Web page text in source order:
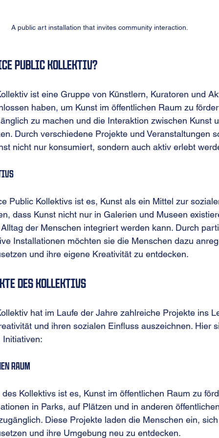
A public art installation that invites community interaction.
Public Kollektiv?
ist eine Gruppe von Künstlern, Kuratoren und
haben, um Kunst im öffentlichen Raum zu
zu machen und die Interaktion zwischen Kunst
Durch verschiedene Projekte und Veranstaltungen
nicht nur konsumiert, sondern auch aktiv erlebt
Public Kollektivs ist es, Kunst als ein Mittel zur
dass Kunst nicht nur in Galerien und Museen
der Menschen integriert werden kann. Durch
Installationen möchten sie die Menschen dazu
und ihre eigene Kreativität zu entdecken.
des Kollektivs
hat im Laufe der Jahre zahlreiche Projekte ins
und ihren sozialen Einfluss auszeichnen. Hier
Initiativen:
Raum
Kollektivs ist es, Kunst im öffentlichen Raum zu
in Parks, auf Plätzen und in anderen
Diese Projekte laden die Menschen ein,
und ihre Umgebung neu zu entdecken.